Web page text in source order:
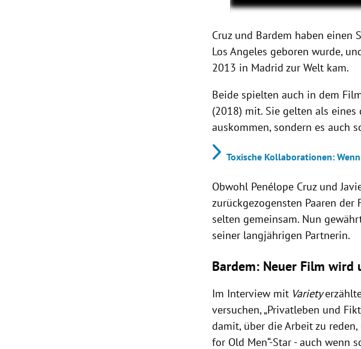
Cruz und Bardem haben einen
Los Angeles geboren wurde,
2013 in Madrid zur Welt kam.
Beide spielten auch in dem
(2018) mit. Sie gelten als
auskommen, sondern es auch
Toxische Kollaborationen:
Obwohl Penélope Cruz und
zurückgezogensten Paaren
selten gemeinsam. Nun
seiner langjährigen Partnerin.
Bardem: Neuer Film wird
Im Interview mit Variety
versuchen, „Privatleben und
damit, über die Arbeit zu
for Old Men“-Star - auch wenn